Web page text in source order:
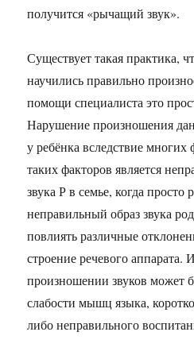
получится «рычащий звук».
Существует такая практика,
научились правильно
помощи специалиста это
Нарушение произношения
у ребёнка вследствие
таких факторов является
звука Р в семье, когда просто
неправильный образ звука
повлиять различные
строение речевого аппарата.
произношении звуков может
слабости мышц языка,
либо неправильного